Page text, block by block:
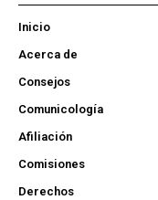
Inicio
Acerca de
Consejos
Comunicología
Afiliación
Comisiones
Derechos